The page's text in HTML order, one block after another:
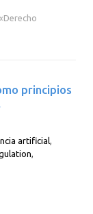
principios
artificial,
,